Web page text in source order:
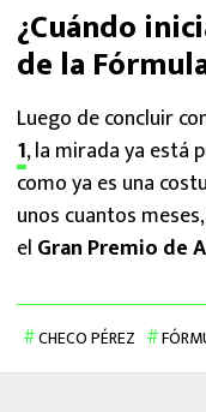
¿Cuándo
de la
Luego de concluir
1, la mirada ya está
como ya es una
unos cuantos
el Gran Premio de
CHECO PÉREZ